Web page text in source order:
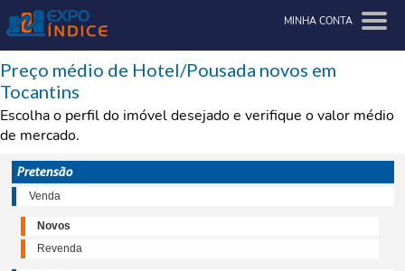
MINHA CONTA
Preço médio de Hotel/Pousada novos em
Tocantins
Escolha o perfil do imóvel desejado e verifique o valor médio
de mercado.
Pretensão
Venda
Novos
Revenda